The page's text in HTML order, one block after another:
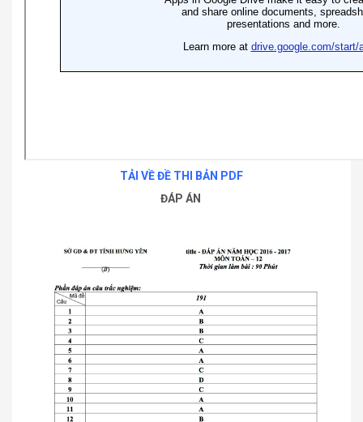
TẢI VỀ ĐỀ THI BẢN PDF
ĐÁP ÁN